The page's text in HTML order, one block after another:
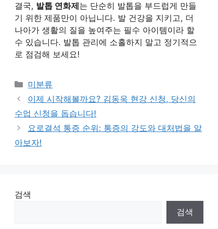
결국, 발톱 연화제는 단순히 발톱을 부드럽게 만들
기 위한 제품만이 아닙니다. 발 건강을 지키고, 더
나아가 생활의 질을 높여주는 필수 아이템이라 할
수 있습니다. 발톱 관리에 소홀하지 말고 정기적으
로 점검해 보세요!
Categories
미분류
이제 시작해볼까요? 김동욱 현강 신청, 당신의
수업 신청을 돕습니다!
요로결석 통증 순위: 통증의 강도와 대처법을 알
아보자!
검색
검색